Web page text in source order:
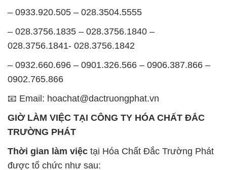
– 0933.920.505 – 028.3504.5555
– 028.3756.1835 – 028.3756.1840 –
028.3756.1841- 028.3756.1842
– 0932.660.696 – 0901.326.566 – 0906.387.866 –
0902.765.866
📧 Email: hoachat@dactruongphat.vn
GIỜ LÀM VIỆC TẠI CÔNG TY HÓA CHẤT ĐẮC
TRƯỜNG PHÁT
Thời gian làm việc tại Hóa Chất Đắc Trường Phát
được tổ chức như sau: